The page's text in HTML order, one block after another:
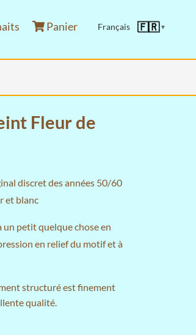
Panier Français 🇫🇷▼
Fleur de
discret des années 50/60
et blanc
un petit quelque chose en
en relief du motif et à
structuré est finement
qualité.